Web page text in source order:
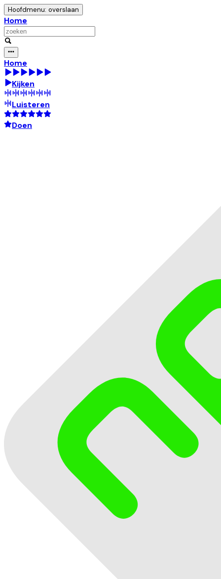
Hoofdmenu: overslaan
Home
Home
Kijken
Luisteren
Doen